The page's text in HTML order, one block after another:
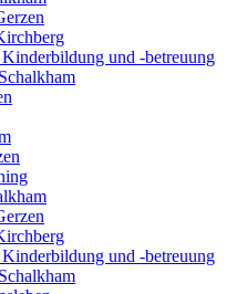
und -betreuung
und -betreuung